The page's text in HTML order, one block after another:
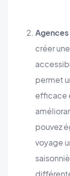
créer
permet
efficace
pouvez
voyage